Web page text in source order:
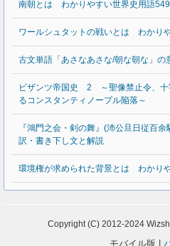
南朝とは わかりやすい世界史用語549
ワールシュタットの戦いとは わかり
古文単語「あさなあさな/朝な朝な」の
ビザンツ帝国史 2 ～聖像禁止令、十
るコンスタンティノープル陥落～
『鴻門之会・剣の舞』(沛公旦日従百
訳・書き下し文と解説
環境権が求められた背景とは わかり
Copyright (C) 2012-2024
モバイル版 |